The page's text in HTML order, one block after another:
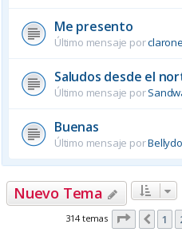
Me presento
Último mensaje porclarone
Saludos desde el
Último mensaje por
Buenas
Último mensaje porBellydo
Nuevo Tema
314 temas Página
1